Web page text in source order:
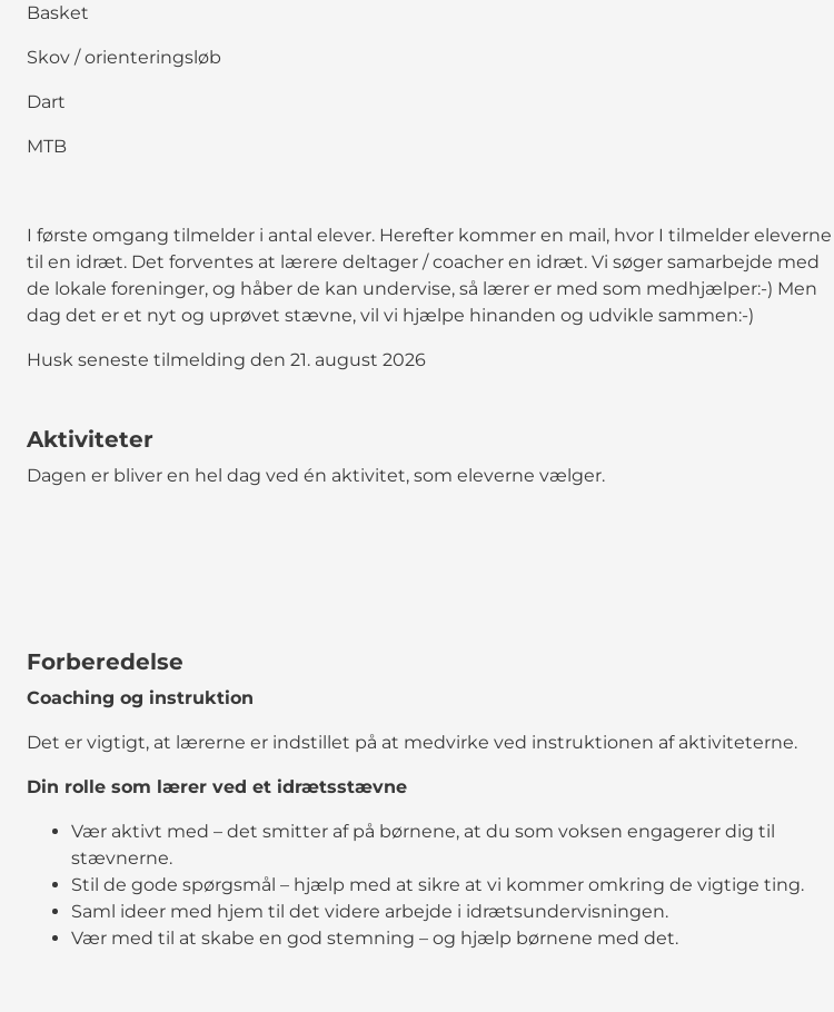
Basket
Skov / orienteringsløb
Dart
MTB
I første omgang tilmelder i antal elever. Herefter kommer en mail, hvor I tilmelder eleverne
til en idræt. Det forventes at lærere deltager / coacher en idræt. Vi søger samarbejde med
de lokale foreninger, og håber de kan undervise, så lærer er med som medhjælper:-) Men
dag det er et nyt og uprøvet stævne, vil vi hjælpe hinanden og udvikle sammen:-)
Husk seneste tilmelding den 21. august 2026
Aktiviteter
Dagen er bliver en hel dag ved én aktivitet, som eleverne vælger.
Forberedelse
Coaching og instruktion
Det er vigtigt, at lærerne er indstillet på at medvirke ved instruktionen af aktiviteterne.
Din rolle som lærer ved et idrætsstævne
Vær aktivt med – det smitter af på børnene, at du som voksen engagerer dig til
stævnerne.
Stil de gode spørgsmål – hjælp med at sikre at vi kommer omkring de vigtige ting.
Saml ideer med hjem til det videre arbejde i idrætsundervisningen.
Vær med til at skabe en god stemning – og hjælp børnene med det.